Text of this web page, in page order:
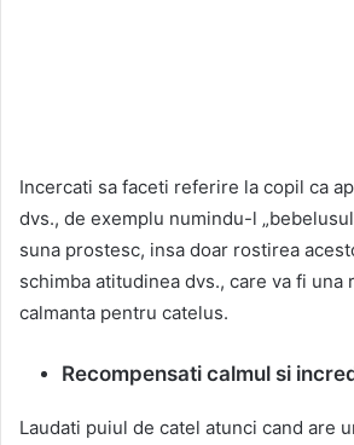
Incercati sa faceti referire la copil ca
dvs., de exemplu numindu-l
suna prostesc, insa doar rostirea
schimba atitudinea dvs., care va fi una
calmanta pentru catelus.
Recompensati calmul si
Laudati puiul de catel atunci cand are